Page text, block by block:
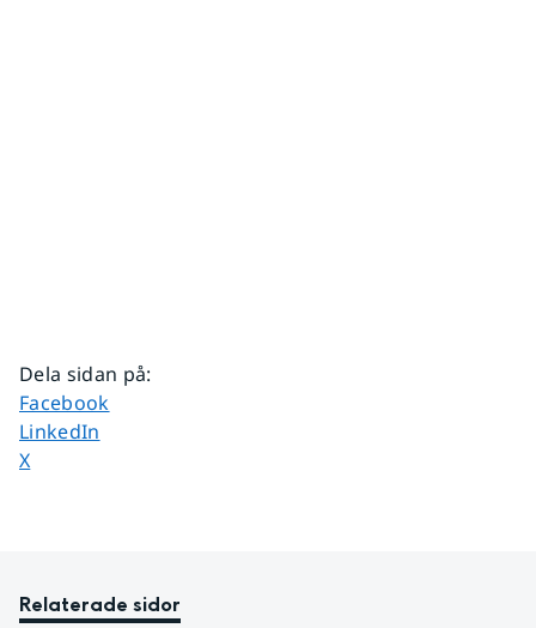
Dela sidan på:
Dela sidan på
Facebook
Dela sidan på
LinkedIn
Dela sidan på
X
Relaterade sidor